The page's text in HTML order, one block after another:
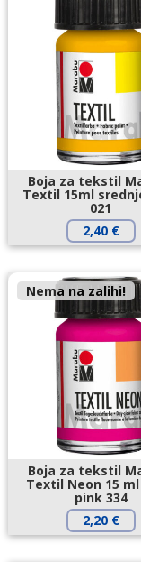
Boja za tekstil
Textil 15ml
021
2,40 €
Nema na zalihi!
Boja za tekstil
Textil Neon 15
pink 334
2,20 €